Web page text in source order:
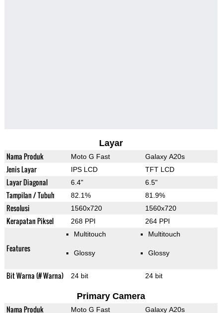
Layar
Nama Produk Moto G Fast Galaxy A20s
Jenis Layar IPS LCD TFT LCD
Layar Diagonal 6.4" 6.5"
Tampilan / Tubuh 82.1% 81.9%
Resolusi 1560x720 1560x720
Kerapatan Piksel 268 PPI 264 PPI
Features
Multitouch
Glossy
Multitouch
Glossy
Bit Warna (# Warna) 24 bit 24 bit
Primary Camera
Nama Produk Moto G Fast Galaxy A20s